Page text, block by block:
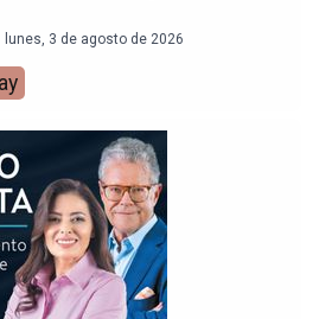
lunes, 3 de agosto de 2026